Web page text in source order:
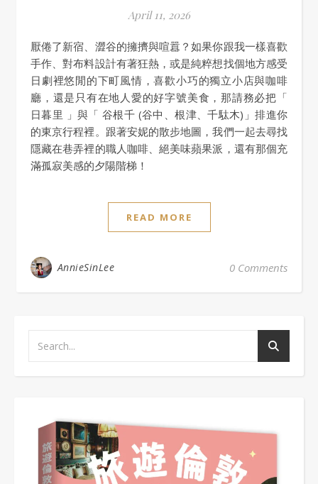
April 11, 2026
厭倦了新宿、澀谷的擁擠與喧囂？如果你跟我一樣喜歡
手作、對布料設計有著狂熱，或是純粹想找個地方感受
日劇裡悠閒的下町風情，喜歡小巧的獨立小店與咖啡
廳，還是只有在地人愛的好字號美食，那請務必把「
日暮里 」與「 谷根千 (谷中、根津、千駄木)」排進你
的東京行程裡。跟著安妮的散步地圖，我們一起去尋找
隱藏在巷弄裡的職人咖啡、絕美味蘋果派，還有那個充
滿孤寂美感的夕陽階梯！
READ MORE
AnnieSinLee 0 Comments